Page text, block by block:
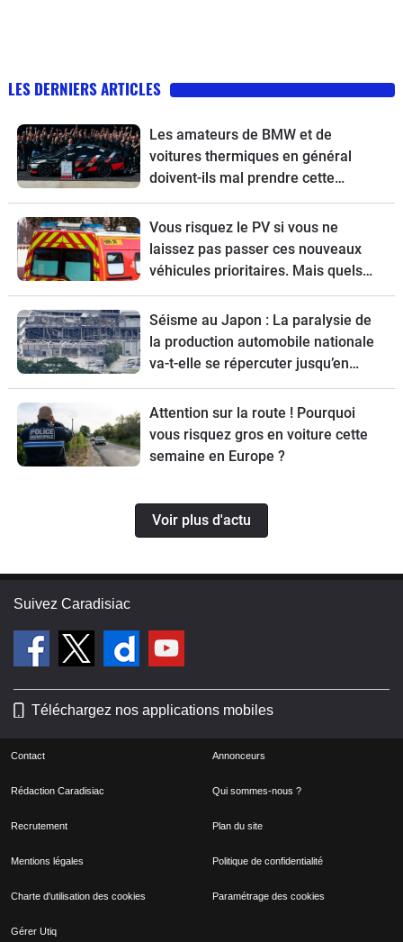
LES DERNIERS ARTICLES
Les amateurs de BMW et de
voitures thermiques en général
doivent-ils mal prendre cette
nouvelle ?
Vous risquez le PV si vous ne
laissez pas passer ces nouveaux
véhicules prioritaires. Mais quels
sont-ils ?
Séisme au Japon : La paralysie de
la production automobile nationale
va-t-elle se répercuter jusqu’en
Europe ?
Attention sur la route ! Pourquoi
vous risquez gros en voiture cette
semaine en Europe ?
Voir plus d'actu
Suivez Caradisiac
Téléchargez nos applications mobiles
Contact Annonceurs
Rédaction Caradisiac Qui sommes-nous ?
Recrutement Plan du site
Mentions légales Politique de confidentialité
Charte d'utilisation des cookies Paramétrage des cookies
Gérer Utiq